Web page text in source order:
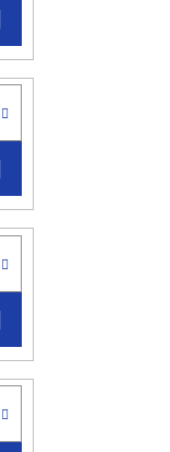
KOŠÍKU
KOŠÍKU
KOŠÍKU